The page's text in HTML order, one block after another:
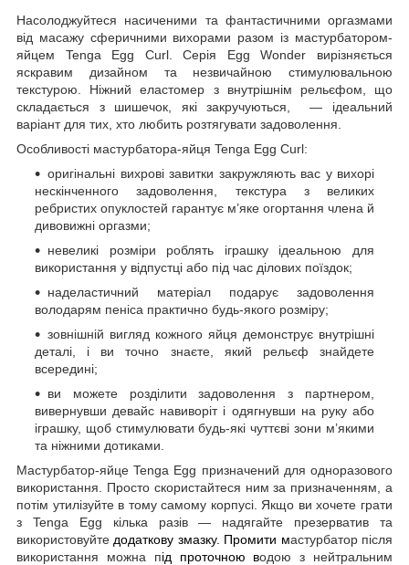
Насолоджуйтеся насиченими та фантастичними оргазмами
від масажу сферичними вихорами разом із мастурбатором-
яйцем Tenga Egg Curl. Серія Egg Wonder вирізняється
яскравим дизайном та незвичайною стимулювальною
текстурою. Ніжний еластомер з внутрішнім рельєфом, що
складається з шишечок, які закручуються, — ідеальний
варіант для тих, хто любить розтягувати задоволення.
Особливості мастурбатора-яйця Tenga Egg Curl:
оригінальні вихрові завитки закружляють вас у вихорі
нескінченного задоволення, текстура з великих
ребристих опуклостей гарантує м’яке огортання члена й
дивовижні оргазми;
невеликі розміри роблять іграшку ідеальною для
використання у відпустці або під час ділових поїздок;
наделастичний матеріал подарує задоволення
володарям пеніса практично будь-якого розміру;
зовнішній вигляд кожного яйця демонструє внутрішні
деталі, і ви точно знаєте, який рельєф знайдете
всередині;
ви можете розділити задоволення з партнером,
вивернувши девайс навиворіт і одягнувши на руку або
іграшку, щоб стимулювати будь-які чуттєві зони м’якими
та ніжними дотиками.
Мастурбатор-яйце Tenga Egg призначений для одноразового
використання. Просто скористайтеся ним за призначенням, а
потім утилізуйте в тому самому корпусі. Якщо ви хочете грати
з Tenga Egg кілька разів — надягайте презерватив та
використовуйте додаткову змазку. Промити мастурбатор після
використання можна під проточною водою з нейтральним